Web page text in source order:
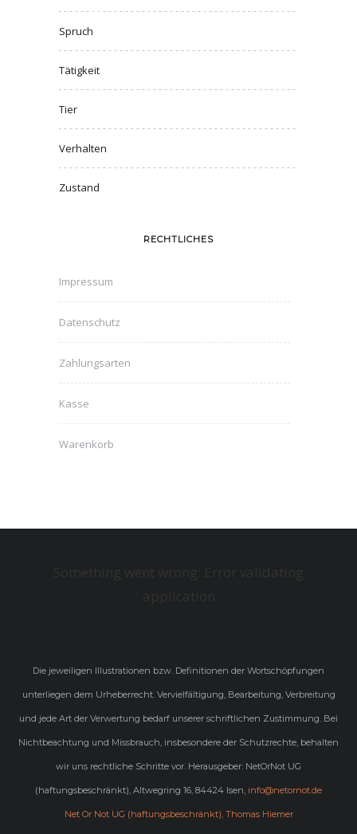
Spruch
Tätigkeit
Tier
Verhalten
Zustand
RECHTLICHES
Impressum
Datenschutz
Zahlungsarten
Kasse
Warenkorb
Die jeweiligen Illustrationen bzw. Definitionen der Wortschöpfungen
unterliegen dem Urheberrecht. Vervielfältigung, Bearbeitung, Verbreitung
und jede Art der Verwertung bedarf unserer schriftlichen Zustimmung. Bei
Nichtbeachtung und Missbrauch, insbesondere der Schutzrechte, behalten
wir uns rechtliche Schritte vor. Herausgeber: NetOrNot UG
(haftungsbeschränkt), Altwegring 16, 84424 Isen, info@netornot.de
Net Or Not UG (haftungsbeschränkt), Thomas Hiemer